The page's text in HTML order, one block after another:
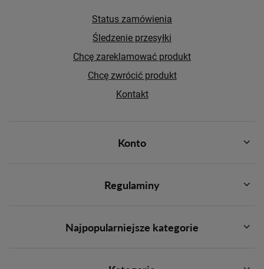
Status zamówienia
Śledzenie przesyłki
Chcę zareklamować produkt
Chcę zwrócić produkt
Kontakt
Konto
Regulaminy
Najpopularniejsze kategorie